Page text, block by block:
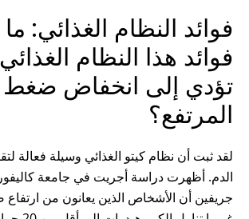
فوائد النظام الغذائي:
فوائد هذا النظام
تؤدي إلى انخفاض ضغط
المرتفع؟
لقد ثبت أن نظام كيتو الغذائي وسيلة فعالة
الدم. أظهرت دراسة أجريت في جامعة
جريفين أن الأشخاص الذين يعانون من